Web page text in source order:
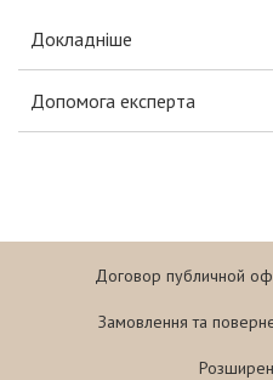
Докладніше
Допомога експерта
Договор публичной
Замовлення та